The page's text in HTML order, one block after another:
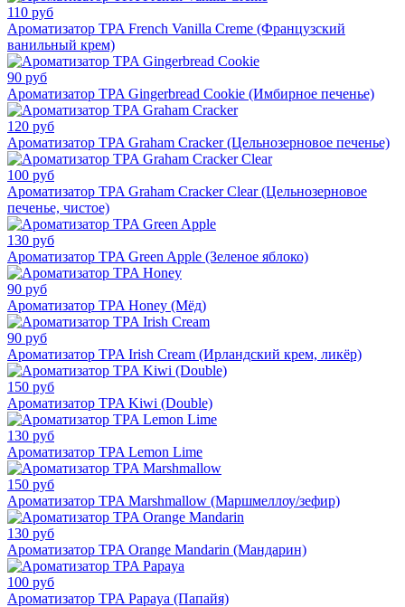
110 руб
Ароматизатор TPA French Vanilla Creme (Французский
ванильный крем)
90 руб
Ароматизатор TPA Gingerbread Cookie (Имбирное печенье)
120 руб
Ароматизатор TPA Graham Cracker (Цельнозерновое печенье)
100 руб
Ароматизатор TPA Graham Cracker Clear (Цельнозерновое
печенье, чистое)
130 руб
Ароматизатор TPA Green Apple (Зеленое яблоко)
90 руб
Ароматизатор TPA Honey (Мёд)
90 руб
Ароматизатор TPA Irish Cream (Ирландский крем, ликёр)
150 руб
Ароматизатор TPA Kiwi (Double)
130 руб
Ароматизатор TPA Lemon Lime
150 руб
Ароматизатор TPA Marshmallow (Маршмеллоу/зефир)
130 руб
Ароматизатор TPA Orange Mandarin (Мандарин)
100 руб
Ароматизатор TPA Papaya (Папайя)